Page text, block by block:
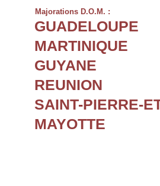
Majorations D.O.M. :
GUADELOUPE
MARTINIQUE
GUYANE
REUNION
SAINT-PIERRE-
MAYOTTE